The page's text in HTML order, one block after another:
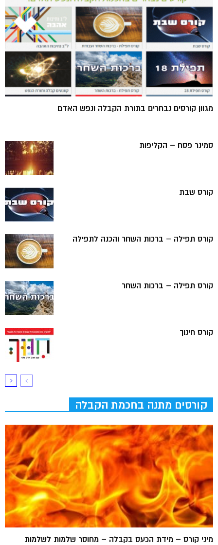
מגוון קורסים נבחרים בתורת הקבלה ונפש האדם
סמינר פסח – הקליפות
קורס שבת
קורס תפילה – ברכות השחר והכנה לתפילה
קורס תפילה – ברכות השחר
קורס חינוך
קורסים מתנה בחכמת הקבלה
מיני קורס – מידת הכעס בקבלה – מחוסר שלמות לשלמות